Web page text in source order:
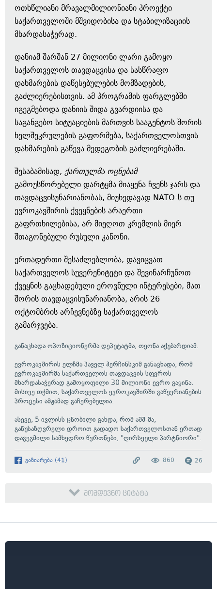
ოთხწლიანი მრავალმილიონიანი პროექტი
საქართველოში მშვიდობისა და სტაბილიზაციის
მხარდასაჭერად.
დანიამ შარშან 27 მილიონი ლარი გამოყო
საქართველოს თავდაცვისა და სასწრაფო
დახმარების დაწესებულების მომზადების,
გაძლიერებისთვის. ამ პროგრამის ფარგლებში
იგეგმებოდა დანიის შიდა გვარდიისა და
საგანგებო სიტუაციების მართვის სააგენტოს შორის
ხელშეკრულების გაფორმება, საქართველოსთვის
დახმარების გაწევა მედეგობის გაძლიერებაში.
შესაბამისად, ქართულმა ოცნებამ
გამოუსწორებელი დარტყმა მიაყენა ჩვენს ჯარს და
თავდაცვისუნარიანობას, მიუხედავად NATO-ს თუ
ევროკავშირის ქვეყნების არაერთი
გაფრთხილებისა, არ მიეღოთ კრემლის მიერ
შთაგონებული რუსული კანონი.
ერთადერთი შესაძლებლობა, დავიცვათ
საქართველოს სუვერენიტეტი და შევინარჩუნოთ
ქვეყნის გაცხადებული ეროვნული ინტერესები, მათ
შორის თავდაცვისუნარიანობა, არის 26
ოქტომბრის არჩევნებზე საქართველოს
გამარჯვება.
განაცხადა ოპოზიციონერმა დეპუტატმა, თეონა აქუბარდიამ.
ევროკავშირის ელჩმა პაველ ჰერჩინსკიმ განაცხადა, რომ
ევროკავშირმა საქართველოს თავდაცვის სფეროს
მხარდასაჭერად გამოყოფილი 30 მილიონი ევრო გაყინა.
მისივე თქმით, საქართველოს ევროკავშირში გაწევრიანების
პროცესი ამჟამად გაჩერებულია.
ასევე, 5 ივლისს ცნობილი გახდა, რომ აშშ-მა,
განუსაზღვრელი დროით გადადო საქართველოსთან ერთად
დაგეგმილი სამხედრო წვრთნები, "ღირსეული პარტნიორი".
გაზიარება (41) 26
860
მომდევნო ციტატა